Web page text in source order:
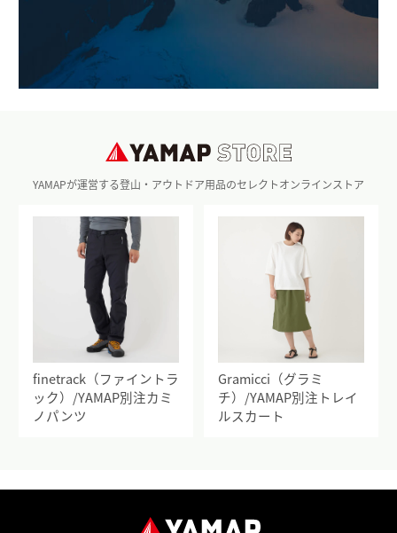
YAMAPが運営する登山・アウトドア用品のセレクトオンラインストア
finetrack（ファイントラ
ック）/YAMAP別注カミ
ノパンツ
Gramicci（グラミ
チ）/YAMAP別注トレイ
ルスカート